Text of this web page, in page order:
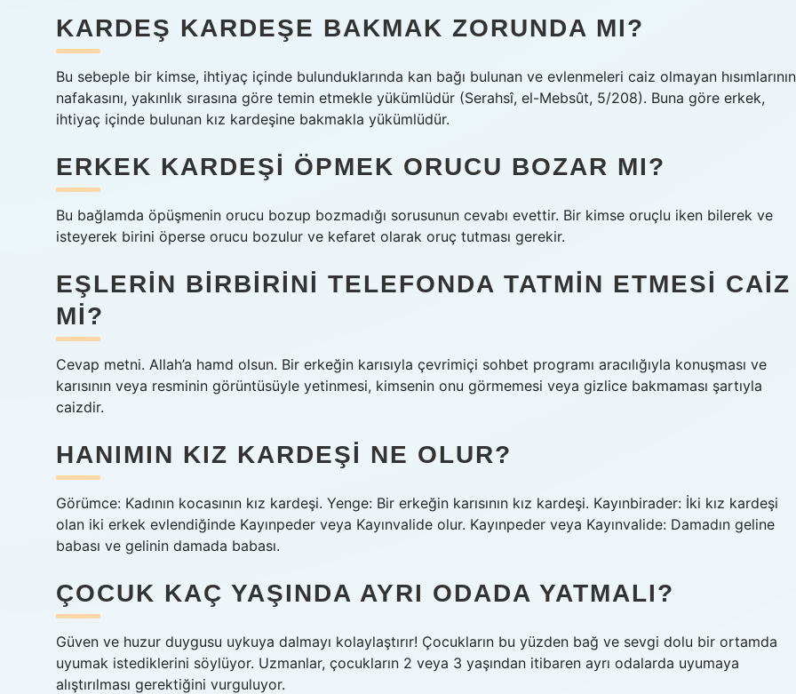
KARDEŞ KARDEŞE BAKMAK ZORUNDA MI?
Bu sebeple bir kimse, ihtiyaç içinde bulunduklarında kan bağı bulunan ve evlenmeleri caiz olmayan hısımlarının
nafakasını, yakınlık sırasına göre temin etmekle yükümlüdür (Serahsî, el-Mebsût, 5/208). Buna göre erkek,
ihtiyaç içinde bulunan kız kardeşine bakmakla yükümlüdür.
ERKEK KARDEŞI ÖPMEK ORUCU BOZAR MI?
Bu bağlamda öpüşmenin orucu bozup bozmadığı sorusunun cevabı evettir. Bir kimse oruçlu iken bilerek ve
isteyerek birini öperse orucu bozulur ve kefaret olarak oruç tutması gerekir.
EŞLERIN BIRBIRINI TELEFONDA TATMIN ETMESI CAIZ
MI?
Cevap metni. Allah’a hamd olsun. Bir erkeğin karısıyla çevrimiçi sohbet programı aracılığıyla konuşması ve
karısının veya resminin görüntüsüyle yetinmesi, kimsenin onu görmemesi veya gizlice bakmaması şartıyla
caizdir.
HANIMIN KIZ KARDEŞI NE OLUR?
Görümce: Kadının kocasının kız kardeşi. Yenge: Bir erkeğin karısının kız kardeşi. Kayınbirader: İki kız kardeşi
olan iki erkek evlendiğinde Kayınpeder veya Kayınvalide olur. Kayınpeder veya Kayınvalide: Damadın geline
babası ve gelinin damada babası.
ÇOCUK KAÇ YAŞINDA AYRI ODADA YATMALI?
Güven ve huzur duygusu uykuya dalmayı kolaylaştırır! Çocukların bu yüzden bağ ve sevgi dolu bir ortamda
uyumak istediklerini söylüyor. Uzmanlar, çocukların 2 veya 3 yaşından itibaren ayrı odalarda uyumaya
alıştırılması gerektiğini vurguluyor.